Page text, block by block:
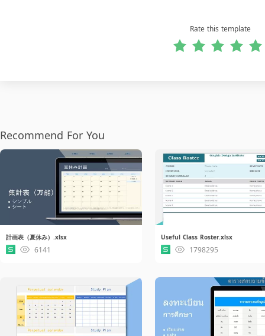
Rate this template
Recommend For You
計画表（夏休み）.xlsx
6141
Useful Class Roster.xlsx
1798295